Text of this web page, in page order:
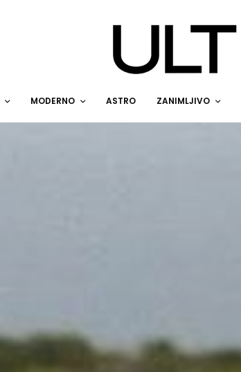
MODERNO ASTRO ZANIMLJIVO